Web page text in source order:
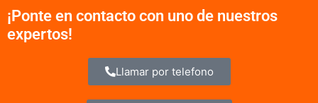
contenido
¡Ponte en contacto con uno de nuestros
expertos!
Llamar por telefono